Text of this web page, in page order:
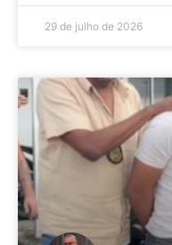
29 de julho de 2026